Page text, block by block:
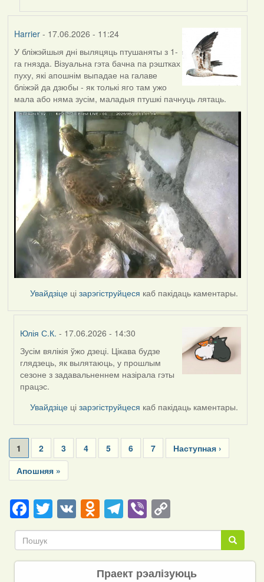
Harrier- 17.06.2026 - 11:24
У бліжэйшыя дні выляцяць птушаняты з 1-
га гнязда. Візуальна гэта бачна па рэштках
пуху, які апошнім выпадае на галаве
бліжэй да дзюбы - як толькі яго там ужо
мала або няма зусім, маладыя птушкі пачнуць лятаць.
Увайдзіце цізарэгіструйцеся каб пакідаць каментары.
Юлія С.К. - 17.06.2026 - 14:30
In
reply
to
by
Harrier
Зусім вялікія ўжо дзеці. Цікава будзе
глядзець, як вылятаюць, у прошлым
сезоне з задавальненнем назірала гэты
працэс.
Увайдзіце цізарэгіструйцеся каб пакідаць каментары.
Pagination
Current
page
1 Page
2 Page
3 Page
4 Page
5 Page
6 Page
7
Next
page
Наступная ›
Last
page
Апошняя »
Facebook
Twitter
VKOdnoklassniki
Telegram
ViberCopy
Link Пошук
Пошук
Праект рэалізуюць